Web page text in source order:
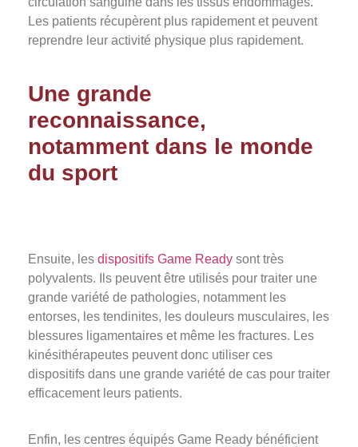
Les patients récupèrent plus rapidement et peuvent
reprendre leur activité physique plus rapidement.
Une grande
reconnaissance,
notamment dans le monde
du sport
Ensuite, les dispositifs Game Ready sont très
polyvalents. Ils peuvent être utilisés pour traiter une
grande variété de pathologies, notamment les
entorses, les tendinites, les douleurs musculaires, les
blessures ligamentaires et même les fractures. Les
kinésithérapeutes peuvent donc utiliser ces
dispositifs dans une grande variété de cas pour traiter
efficacement leurs patients.
Enfin, les centres équipés Game Ready bénéficient